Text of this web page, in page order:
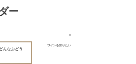
ー
ワインを知りたい
んなぶどう